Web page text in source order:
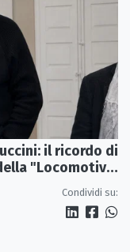
il ricordo di
"Locomotiva
Condividi su: